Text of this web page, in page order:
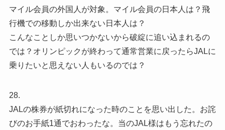
マイル会員の外国人が対象。マイル会員の日本人は？飛
行機での移動しか出来ない日本人は？
こんなことしか思いつかないから破綻に追い込まれるの
では？オリンピックが終わって通常営業に戻ったらJALに
乗りたいと思えない人もいるのでは？
28.
JALの株券が紙切れになった時のことを思い出した。お詫
びのお手紙1通でおわったな。当のJAL様はもう忘れたの